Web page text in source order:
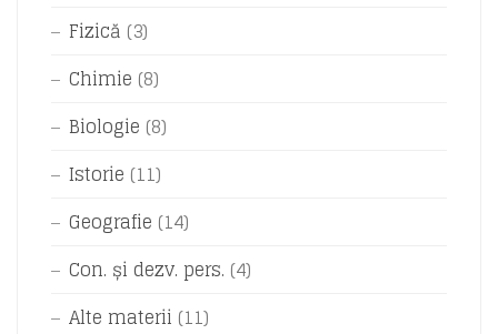
Fizică (3)
Chimie (8)
Biologie (8)
Istorie (11)
Geografie (14)
Con. și dezv. pers. (4)
Alte materii (11)